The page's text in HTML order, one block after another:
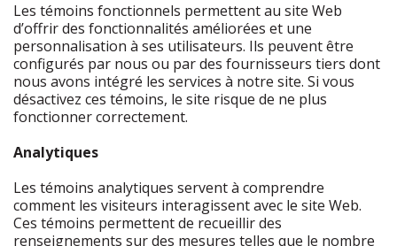
Les témoins fonctionnels permettent au site Web
d’offrir des fonctionnalités améliorées et une
personnalisation à ses utilisateurs. Ils peuvent être
configurés par nous ou par des fournisseurs tiers dont
nous avons intégré les services à notre site. Si vous
désactivez ces témoins, le site risque de ne plus
fonctionner correctement.
Analytiques
Les témoins analytiques servent à comprendre
comment les visiteurs interagissent avec le site Web.
Ces témoins permettent de recueillir des
renseignements sur des mesures telles que le nombre